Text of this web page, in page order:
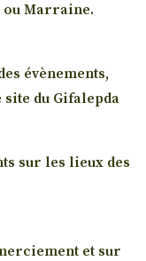
ou Marraine.
évènements,
du Gifalepda
sur les lieux des
et sur